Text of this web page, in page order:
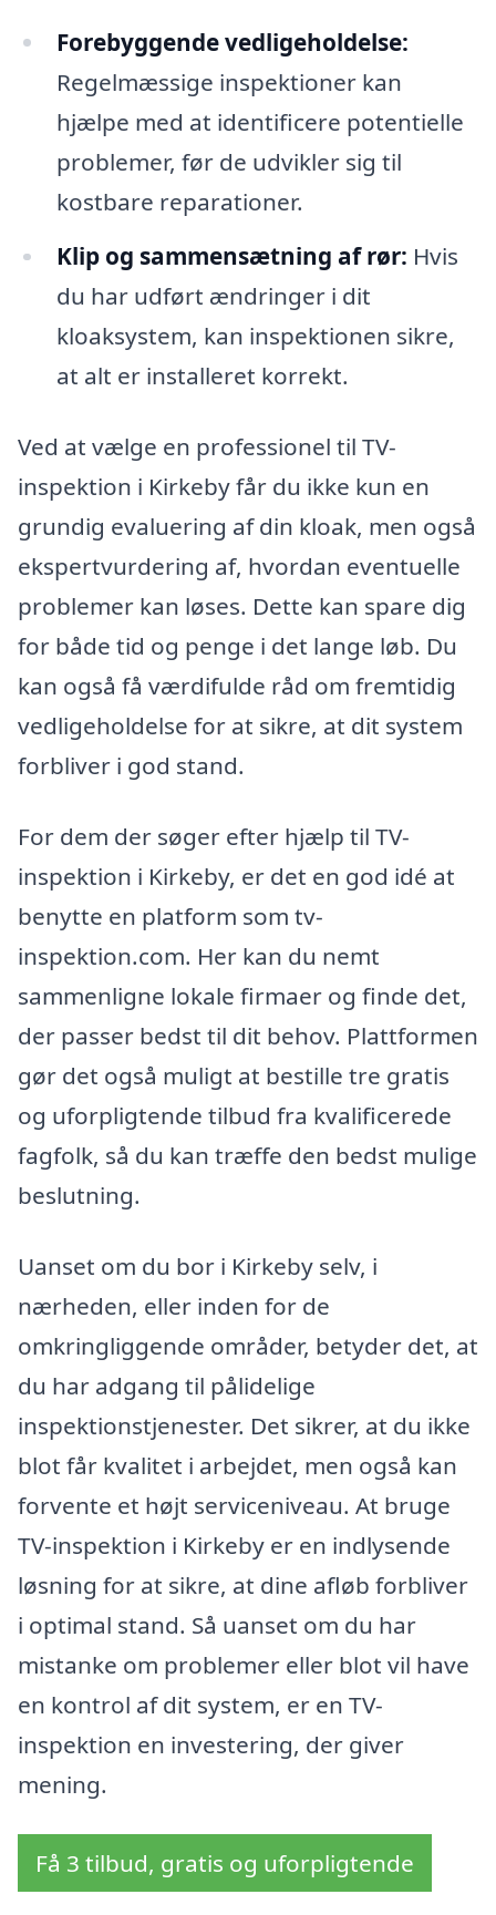
Forebyggende vedligeholdelse:
Regelmæssige inspektioner kan
hjælpe med at identificere potentielle
problemer, før de udvikler sig til
kostbare reparationer.
Klip og sammensætning af rør: Hvis
du har udført ændringer i dit
kloaksystem, kan inspektionen sikre,
at alt er installeret korrekt.
Ved at vælge en professionel til TV-
inspektion i Kirkeby får du ikke kun en
grundig evaluering af din kloak, men også
ekspertvurdering af, hvordan eventuelle
problemer kan løses. Dette kan spare dig
for både tid og penge i det lange løb. Du
kan også få værdifulde råd om fremtidig
vedligeholdelse for at sikre, at dit system
forbliver i god stand.
For dem der søger efter hjælp til TV-
inspektion i Kirkeby, er det en god idé at
benytte en platform som tv-
inspektion.com. Her kan du nemt
sammenligne lokale firmaer og finde det,
der passer bedst til dit behov. Plattformen
gør det også muligt at bestille tre gratis
og uforpligtende tilbud fra kvalificerede
fagfolk, så du kan træffe den bedst mulige
beslutning.
Uanset om du bor i Kirkeby selv, i
nærheden, eller inden for de
omkringliggende områder, betyder det, at
du har adgang til pålidelige
inspektionstjenester. Det sikrer, at du ikke
blot får kvalitet i arbejdet, men også kan
forvente et højt serviceniveau. At bruge
TV-inspektion i Kirkeby er en indlysende
løsning for at sikre, at dine afløb forbliver
i optimal stand. Så uanset om du har
mistanke om problemer eller blot vil have
en kontrol af dit system, er en TV-
inspektion en investering, der giver
mening.
Få 3 tilbud, gratis og uforpligtende